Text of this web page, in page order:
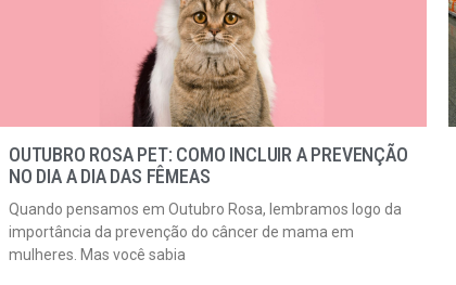
OUTUBRO ROSA PET: COMO INCLUIR A PREVENÇÃO
NO DIA A DIA DAS FÊMEAS
Quando pensamos em Outubro Rosa, lembramos logo da
importância da prevenção do câncer de mama em
mulheres. Mas você sabia